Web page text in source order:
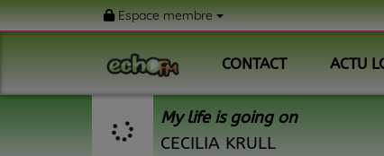
Espace membre
CONTACT ACTU
My life is going on
CECILIA KRULL